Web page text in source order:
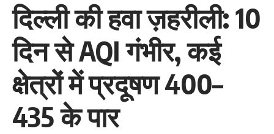
दिल्ली की हवा ज़हरीली: 10
दिन से AQI गंभीर, कई
क्षेत्रों में प्रदूषण 400–
435 के पार